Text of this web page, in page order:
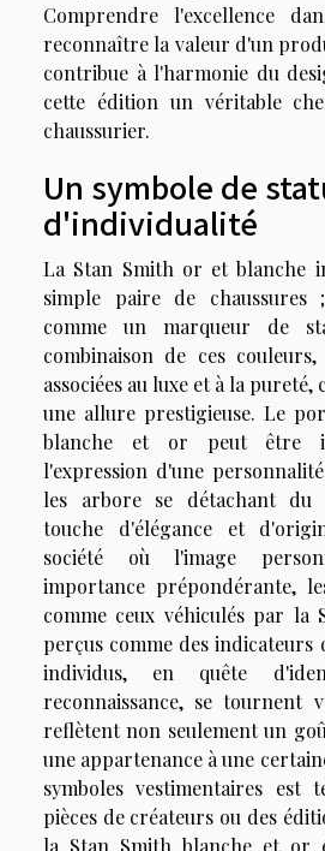
Comprendre l'excellence
reconnaître la valeur d'un
contribue à l'harmonie du
cette édition un véritable
chaussurier.
Un symbole de
d'individualité
La Stan Smith or et blanche
simple paire de
comme un marqueur de
combinaison de ces
associées au luxe et à la
une allure prestigieuse. Le
blanche et or peut être
l'expression d'une
les arbore se détachant du
touche d'élégance et
société où l'image
importance prépondérante,
comme ceux véhiculés par la
perçus comme des indicateurs
individus, en quête
reconnaissance, se tournent
reflètent non seulement un
une appartenance à une
symboles vestimentaires est
pièces de créateurs ou des
la Stan Smith blanche et or